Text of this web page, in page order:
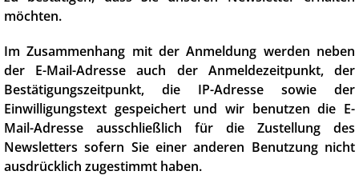
möchten.
Im Zusammenhang mit der Anmeldung werden neben
der E-Mail-Adresse auch der Anmeldezeitpunkt, der
Bestätigungszeitpunkt, die IP-Adresse sowie der
Einwilligungstext gespeichert und wir benutzen die E-
Mail-Adresse ausschließlich für die Zustellung des
Newsletters sofern Sie einer anderen Benutzung nicht
ausdrücklich zugestimmt haben.